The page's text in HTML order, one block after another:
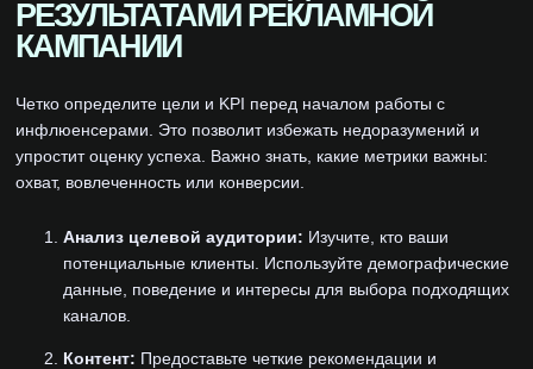
РЕЗУЛЬТАТАМИ РЕКЛАМНОЙ
КАМПАНИИ
Четко определите цели и KPI перед началом работы с
инфлюенсерами. Это позволит избежать недоразумений и
упростит оценку успеха. Важно знать, какие метрики важны:
охват, вовлеченность или конверсии.
Анализ целевой аудитории: Изучите, кто ваши
потенциальные клиенты. Используйте демографические
данные, поведение и интересы для выбора подходящих
каналов.
Контент: Предоставьте четкие рекомендации и